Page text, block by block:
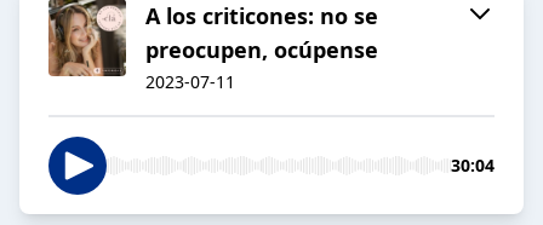
A los criticones: no se
preocupen, ocúpense
2023-07-11
30:04